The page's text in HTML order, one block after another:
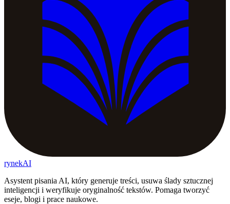
rynekAI
Asystent pisania AI, który generuje treści, usuwa ślady sztucznej
inteligencji i weryfikuje oryginalność tekstów. Pomaga tworzyć
eseje, blogi i prace naukowe.